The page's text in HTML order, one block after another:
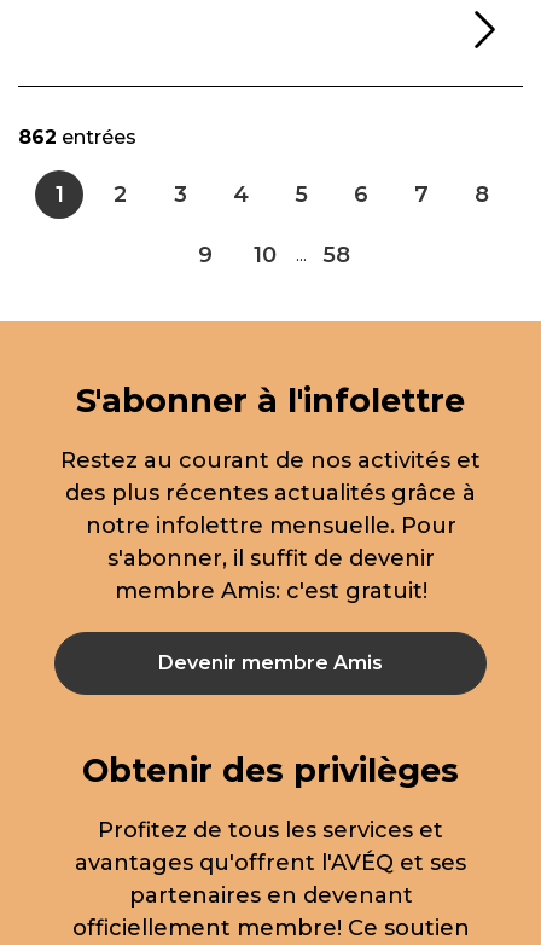
862 entrées
1 2 3 4 5 6 7 8
9 10 ... 58
S'abonner à l'infolettre
Restez au courant de nos activités et
des plus récentes actualités grâce à
notre infolettre mensuelle. Pour
s'abonner, il suffit de devenir
membre Amis: c'est gratuit!
Devenir membre Amis
Obtenir des privilèges
Profitez de tous les services et
avantages qu'offrent l'AVÉQ et ses
partenaires en devenant
officiellement membre! Ce soutien